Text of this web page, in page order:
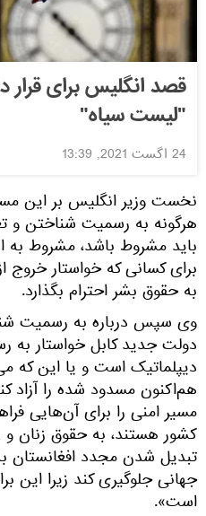
قصد انگلیس برای قرار
"لیست سیاه"
24 اگست 2021, 13:39
نخست وزیر انگلیس بر این
هرگونه به رسمیت شناختن و
باید مشروط باشد، مشروط به
برای کسانی که خواستار خروج
به حقوق بشر احترام بگذارد.
وی سپس درباره به رسمیت
دولت جدید کابل خواستار
دیپلماتیک است و یا این که
هم‌اکنون مسدود شده را آزاد
مسیر امنی را برای آن‌هایی
کشور هستند، به حقوق زنان و
تبدیل شدن مجدد افغانستان
جهانی جلوگیری کند زیرا این
است».